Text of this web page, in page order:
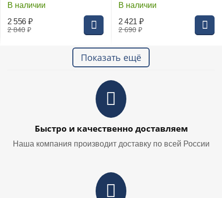
В наличии
2 840 ₽
2 556 ₽
В наличии
2 690 ₽
2 421 ₽
Показать ещё
Быстро и качественно доставляем
Наша компания производит доставку по всей России